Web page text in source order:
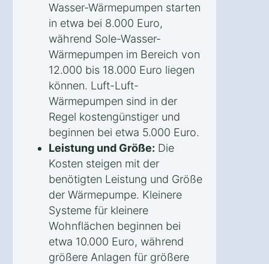
Wasser-Wärmepumpen starten
in etwa bei 8.000 Euro,
während Sole-Wasser-
Wärmepumpen im Bereich von
12.000 bis 18.000 Euro liegen
können. Luft-Luft-
Wärmepumpen sind in der
Regel kostengünstiger und
beginnen bei etwa 5.000 Euro.
Leistung und Größe: Die
Kosten steigen mit der
benötigten Leistung und Größe
der Wärmepumpe. Kleinere
Systeme für kleinere
Wohnflächen beginnen bei
etwa 10.000 Euro, während
größere Anlagen für größere